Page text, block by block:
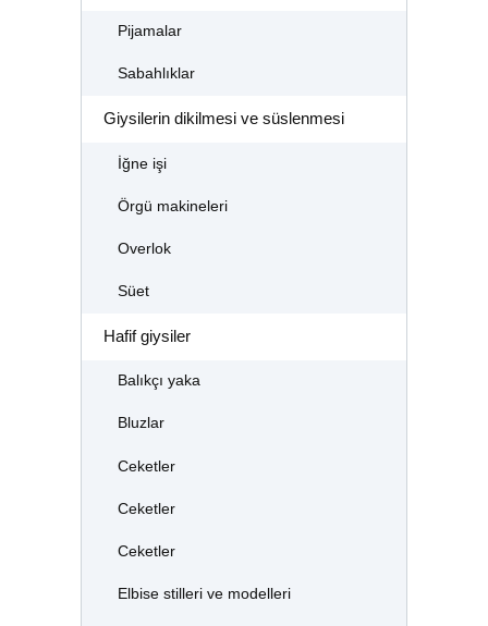
Pijamalar
Sabahlıklar
Giysilerin dikilmesi ve süslenmesi
İğne işi
Örgü makineleri
Overlok
Süet
Hafif giysiler
Balıkçı yaka
Bluzlar
Ceketler
Ceketler
Ceketler
Elbise stilleri ve modelleri